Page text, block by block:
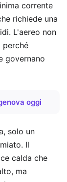
corrente
richiede una
L'aereo non
perché
governano
oggi
solo un
Il
calda che
ma